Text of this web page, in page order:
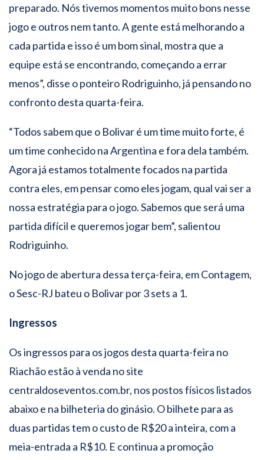
preparado. Nós tivemos momentos muito bons nesse
jogo e outros nem tanto. A gente está melhorando a
cada partida e isso é um bom sinal, mostra que a
equipe está se encontrando, começando a errar
menos”, disse o ponteiro Rodriguinho, já pensando no
confronto desta quarta-feira.
“Todos sabem que o Bolivar é um time muito forte, é
um time conhecido na Argentina e fora dela também.
Agora já estamos totalmente focados na partida
contra eles, em pensar como eles jogam, qual vai ser a
nossa estratégia para o jogo. Sabemos que será uma
partida difícil e queremos jogar bem”, salientou
Rodriguinho.
No jogo de abertura dessa terça-feira, em Contagem,
o Sesc-RJ bateu o Bolivar por 3 sets a 1.
Ingressos
Os ingressos para os jogos desta quarta-feira no
Riachão estão à venda no site
centraldoseventos.com.br, nos postos físicos listados
abaixo e na bilheteria do ginásio. O bilhete para as
duas partidas tem o custo de R$20 a inteira, com a
meia-entrada a R$10. E continua a promoção